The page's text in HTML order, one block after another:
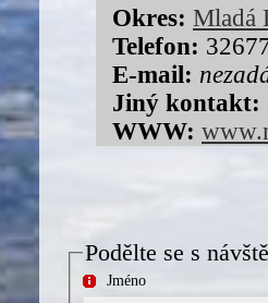
Okres: Mladá
Telefon:
E-mail:
Jiný kontakt:
WWW:
Podělte se s
Jméno